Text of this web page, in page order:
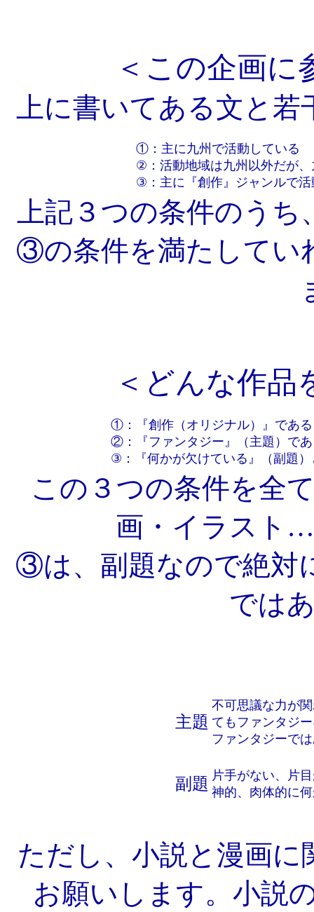
＜この企画に
上に書いてある文と若
①：主に九州で活動している
②：活動地域は九州以外だが
③：主に『創作』ジャンルで活
上記３つの条件のう
③の条件を満たしてい
＜どんな作品
①：『創作（オリジナル）』であ
②：『ファンタジー』（主題）で
③：『何かが欠けている』（副題
この３つの条件を全
画・イラスト
③は、副題なので絶対
では
主題
不可思議な力が
てもファンタジ
ファンタジーで
副題 片手がない、片
神的、肉体的に
ただし、小説と漫画
お願いします。小説